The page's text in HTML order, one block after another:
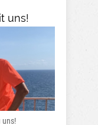
uns!
uns!